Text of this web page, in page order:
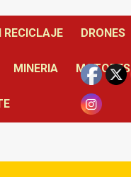
RECICLAJE DRONES
MINERIA MOTORES